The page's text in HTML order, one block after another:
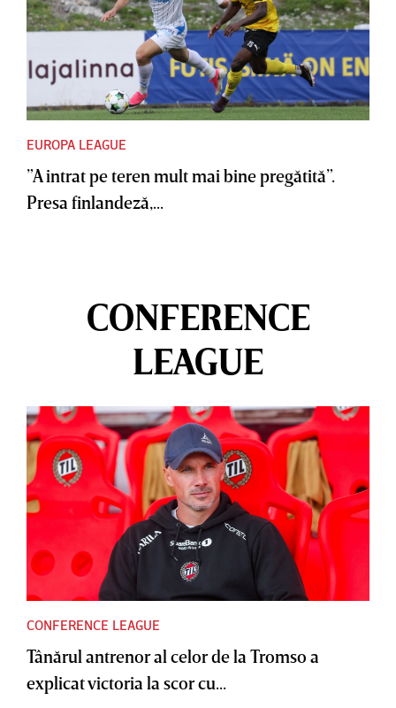
EUROPA LEAGUE
”A intrat pe teren mult mai bine pregătită”.
Presa finlandeză,...
CONFERENCE
LEAGUE
CONFERENCE LEAGUE
Tânărul antrenor al celor de la Tromso a
explicat victoria la scor cu...